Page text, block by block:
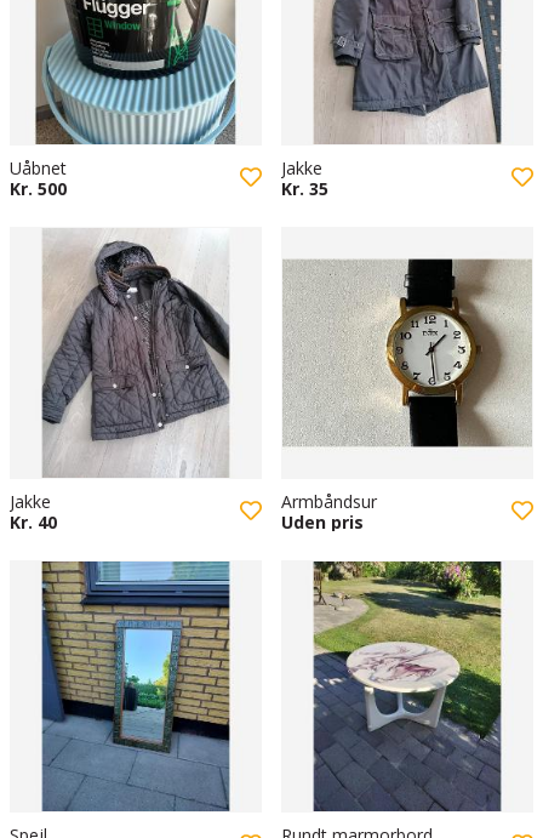
Uåbnet
Kr. 500
Jakke
Kr. 35
Jakke
Kr. 40
Armbåndsur
Uden pris